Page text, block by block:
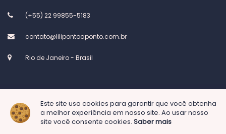
Este site usa cookies para garantir que você obtenha
a melhor experiência em nosso site. Ao usar nosso
site você consente cookies. Saber mais
(+55) 22 99855-5183
contato@lilipontoaponto.com.br
Rio de Janeiro - Brasil
© 2023 Atelier Lili ponto a ponto. Desenvolvido porKel Designs